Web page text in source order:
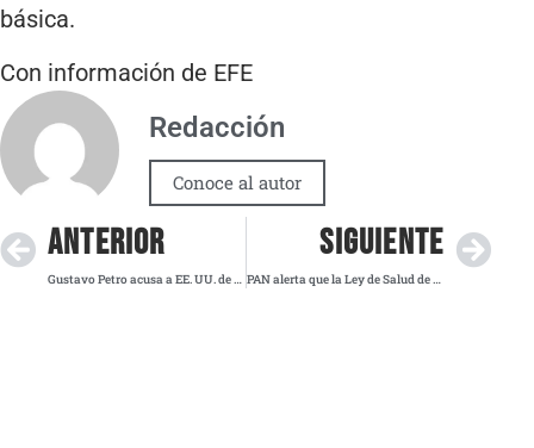
básica.
Con información de EFE
Redacción
Conoce al autor
ANTERIOR
Gustavo Petro acusa a EE. UU. de violar inmunidad diplomática tras revocación de su visa
SIGUIENTE
PAN alerta que la Ley de Salud de Sheinbaum pone en riesgo tratamientos de cáncer y VIH